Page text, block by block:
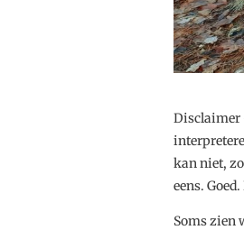
Disclaimer
kan niet,
eens.
Soms zien